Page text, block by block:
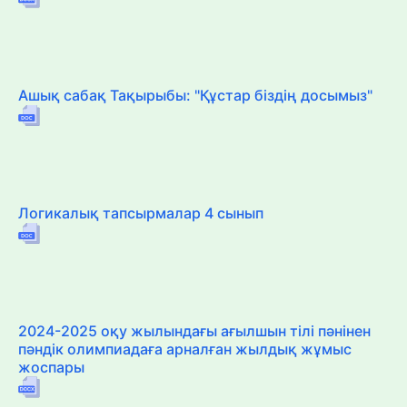
Ашық сабақ Тақырыбы: "Құстар біздің досымыз"
Логикалық тапсырмалар 4 сынып
2024-2025 оқу жылындағы ағылшын тілі пәнінен
пәндік олимпиадаға арналған жылдық жұмыс
жоспары